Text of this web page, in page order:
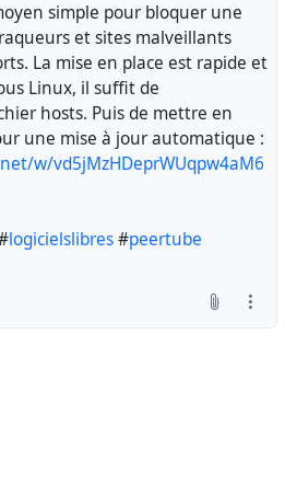
simple pour bloquer une
et sites malveillants
La mise en place est rapide et
Linux, il suffit de
hosts. Puis de mettre en
une mise à jour automatique :
w/vd5jMzHDeprWUqpw4aM6
logicielslibres#peertube